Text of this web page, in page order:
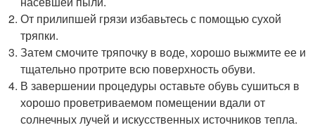
От прилипшей грязи избавьтесь с помощью сухой
тряпки.
Затем смочите тряпочку в воде, хорошо выжмите ее и
тщательно протрите всю поверхность обуви.
В завершении процедуры оставьте обувь сушиться в
хорошо проветриваемом помещении вдали от
солнечных лучей и искусственных источников тепла.